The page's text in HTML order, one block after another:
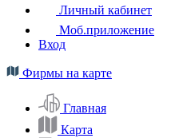
Личный кабинет
Моб.приложение
Вход
Фирмы на карте
Главная
Карта